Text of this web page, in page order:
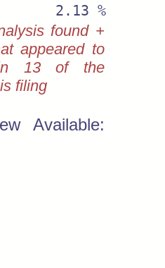
2.13 %
found +
appeared to
13 of the
filing
Available: